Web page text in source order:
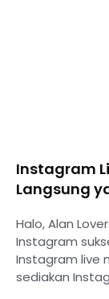
Instagram
Langsung
Halo, Alan
Instagram
Instagram live
sediakan